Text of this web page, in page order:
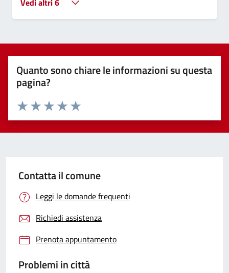
Quanto sono chiare le informazioni su questa
pagina?
Valuta 5 stelle su 5
Valuta 4 stelle su 5
Valuta 3 stelle su 5
Valuta 2 stelle su 5
Valuta 1 stelle su 5
Contatta il comune
Leggi le domande frequenti
Richiedi assistenza
Prenota appuntamento
Problemi in città